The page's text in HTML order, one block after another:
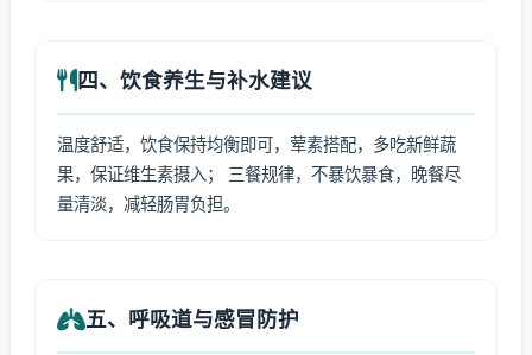
四、饮食养生与补水建议
温度舒适，饮食保持均衡即可，荤素搭配，多吃新鲜蔬
果，保证维生素摄入； 三餐规律，不暴饮暴食，晚餐尽
量清淡，减轻肠胃负担。
五、呼吸道与感冒防护